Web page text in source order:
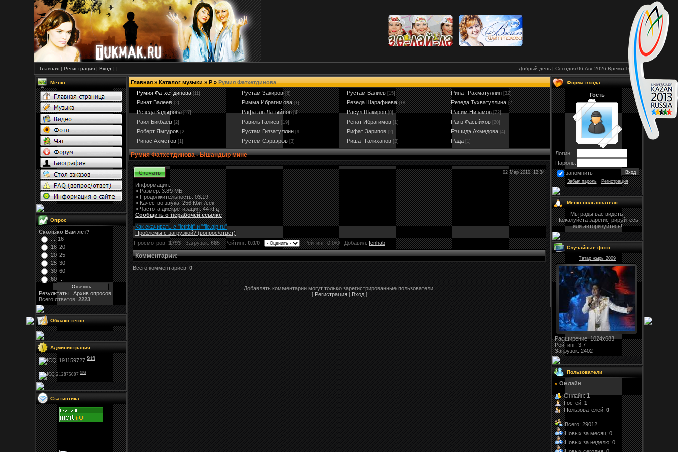
Главная | Регистрация | Вход | | Добрый день | Сегодня 06 Авг 2026 Время 16:03
Меню
Опрос
Сколько Вам лет?
...-16
16-20
20-25
25-30
30-60
60-...
Результаты|Архив опросов
Всего ответов:2223
Облако тегов
Администрация
Stifi
NFS
Статистика
Главная»Каталог музыки»Р» Румия Фатхетдинова
Румия Фатхетдинова [11] Рустам Закиров [6] Рустам Валиев [15] Ринат Рахматуллин [32]
Ринат Валеев [2] Римма Ибрагимова [1] Резеда Шарафиева [18] Резеда Тухватуллина [7]
Резеда Кадырова [17] Рафаэль Латыйпов [4] Расул Шакиров [0] Расим Низамов [22]
Раил Бикбаев [2] Равиль Галиев [19] Ренат Ибрагимов [1] Раяз Фасыйхов [20]
Роберт Ямгуров [2] Рустам Гиззатуллин [9] Рифат Зарипов [2] Рэшидэ Ахмедова [4]
Ринас Ахметов [1] Рустем Сэрвэров [3] Ришат Галиханов [3] Рада [1]
Румия Фатхетдинова - Ышандыр мине
02 Мар 2010, 12:34
Информация:
»Размер:3.89 МБ
» Продолжительность: 03:19
» Качество звука: 256 Кбит/сек
» Частота дискретизация: 44 кГц
Сообщить о нерабочей ссылке
Как скачивать с "letitbit" и "file.qip.ru"
Проблемы с загрузкой? (вопрос/ответ)
Просмотров:1793| Загрузок:685| Рейтинг:0.0/0| |Рейтинг:0.0/0 | Добавил:fenhab
Комментарии:
Всего комментариев: 0
Добавлять комментарии могут только зарегистрированные пользователи.
[ Регистрация| Вход]
Форма входа
Гость
Логин:
Пароль:
запомнить
Забыл пароль·Регистрация
Меню пользователя
Мы рады вас видеть.
Пожалуйста зарегистрируйтесь
или авторизуйтесь!
Случайные фото
Татар жыры 2009
Расширение: 1024x683
Рейтинг:3.7
Загрузок: 2402
Пользователи
» Онлайн
Онлайн:1
Гостей:1
Пользователей:0
Всего: 29012
Новых за месяц: 0
Новых за неделю: 0